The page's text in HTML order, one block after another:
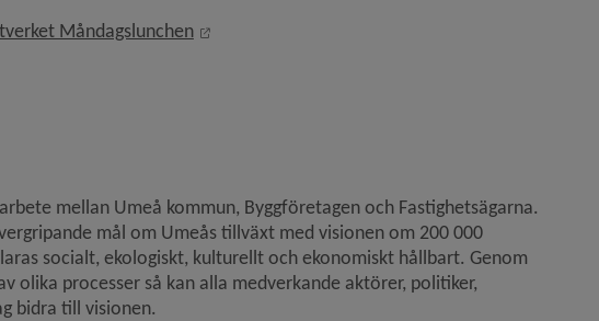
Måndagslunchen
Länk till annan webbplats, öppnas i nytt fönster.
mellan Umeå kommun, Byggföretagen och Fastighetsägarna.
mål om Umeås tillväxt med visionen om 200 000
socialt, ekologiskt, kulturellt och ekonomiskt hållbart. Genom
olika processer så kan alla medverkande aktörer, politiker,
bidra till visionen.